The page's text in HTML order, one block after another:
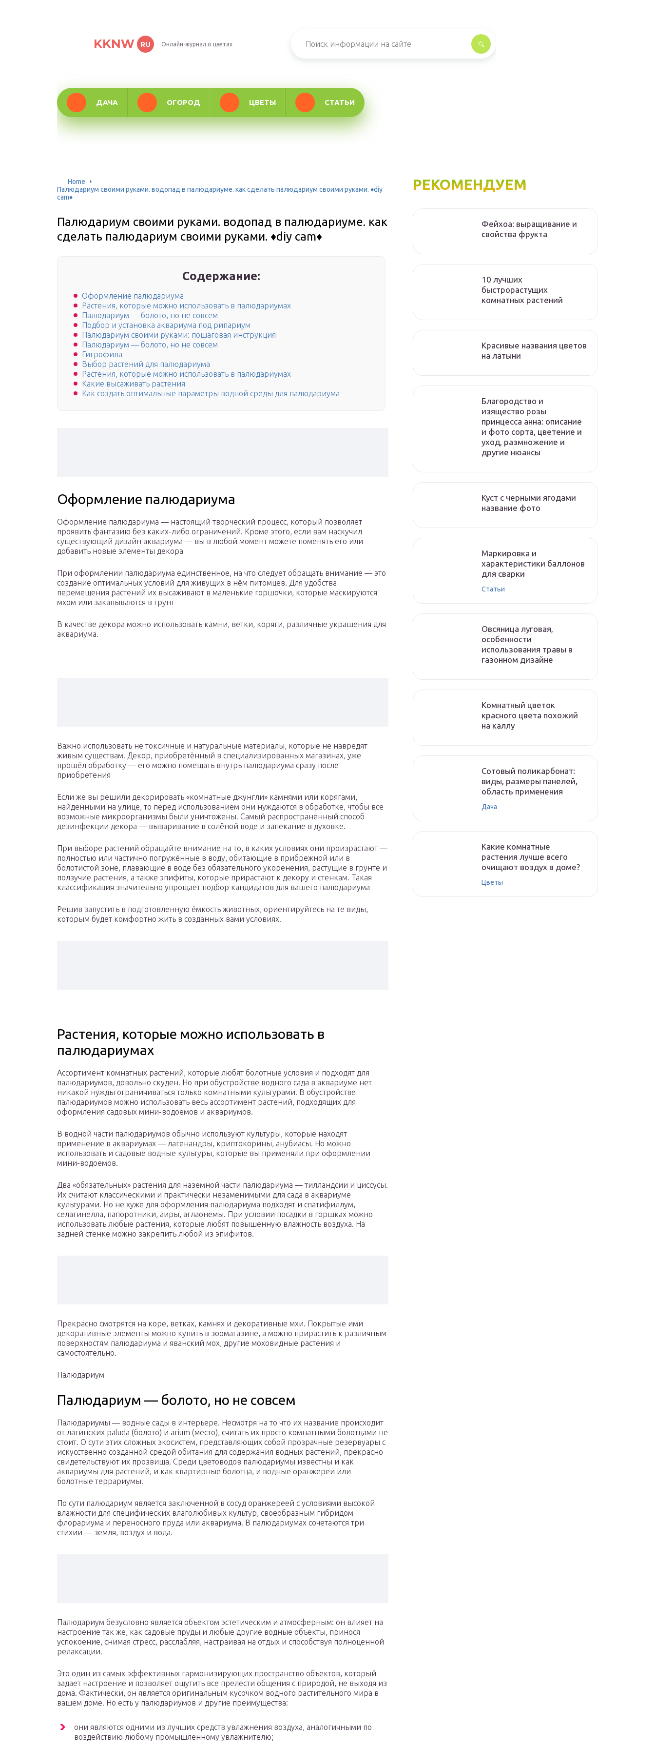
KKNW RU Онлайн-журнал о цветах
ДАЧА ОГОРОД ЦВЕТЫ СТАТЬИ
Home
Палюдариум своими руками. водопад в палюдариуме. как сделать палюдариум своими руками. ♦diy
cam♦
Палюдариум своими руками. водопад в палюдариуме. как
сделать палюдариум своими руками. ♦diy cam♦
Содержание:
Оформление палюдариума
Растения, которые можно использовать в палюдариумах
Палюдариум — болото, но не совсем
Подбор и установка аквариума под рипариум
Палюдариум своими руками: пошаговая инструкция
Палюдариум — болото, но не совсем
Гигрофила
Выбор растений для палюдариума
Растения, которые можно использовать в палюдариумах
Какие высаживать растения
Как создать оптимальные параметры водной среды для палюдариума
Оформление палюдариума
Оформление палюдариума — настоящий творческий процесс, который позволяет
проявить фантазию без каких-либо ограничений. Кроме этого, если вам наскучил
существующий дизайн аквариума — вы в любой момент можете поменять его или
добавить новые элементы декора
При оформлении палюдариума единственное, на что следует обращать внимание — это
создание оптимальных условий для живущих в нём питомцев. Для удобства
перемещения растений их высаживают в маленькие горшочки, которые маскируются
мхом или закапываются в грунт
В качестве декора можно использовать камни, ветки, коряги, различные украшения для
аквариума.
Важно использовать не токсичные и натуральные материалы, которые не навредят
живым существам. Декор, приобретённый в специализированных магазинах, уже
прошёл обработку — его можно помещать внутрь палюдариума сразу после
приобретения
Если же вы решили декорировать «комнатные джунгли» камнями или корягами,
найденными на улице, то перед использованием они нуждаются в обработке, чтобы все
возможные микроорганизмы были уничтожены. Самый распространённый способ
дезинфекции декора — вываривание в солёной воде и запекание в духовке.
При выборе растений обращайте внимание на то, в каких условиях они произрастают —
полностью или частично погружённые в воду, обитающие в прибрежной или в
болотистой зоне, плавающие в воде без обязательного укоренения, растущие в грунте и
ползучие растения, а также эпифиты, которые прирастают к декору и стенкам. Такая
классификация значительно упрощает подбор кандидатов для вашего палюдариума
Решив запустить в подготовленную ёмкость животных, ориентируйтесь на те виды,
которым будет комфортно жить в созданных вами условиях.
Растения, которые можно использовать в
палюдариумах
Ассортимент комнатных растений, которые любят болотные условия и подходят для
палюдариумов, довольно скуден. Но при обустройстве водного сада в аквариуме нет
никакой нужды ограничиваться только комнатными культурами. В обустройстве
палюдариумов можно использовать весь ассортимент растений, подходящих для
оформления садовых мини-водоемов и аквариумов.
В водной части палюдариумов обычно используют культуры, которые находят
применение в аквариумах — лагенандры, криптокорины, анубиасы. Но можно
использовать и садовые водные культуры, которые вы применяли при оформлении
мини-водоемов.
Два «обязательных» растения для наземной части палюдариума — тилландсии и циссусы.
Их считают классическими и практически незаменимыми для сада в аквариуме
культурами. Но не хуже для оформления палюдариума подходят и спатифиллум,
селагинелла, папоротники, аиры, аглаонемы. При условии посадки в горшках можно
использовать любые растения, которые любят повышенную влажность воздуха. На
задней стенке можно закрепить любой из эпифитов.
Прекрасно смотрятся на коре, ветках, камнях и декоративные мхи. Покрытые ими
декоративные элементы можно купить в зоомагазине, а можно прирастить к различным
поверхностям палюдариума и яванский мох, другие моховидные растения и
самостоятельно.
Палюдариум
Палюдариум — болото, но не совсем
Палюдариумы — водные сады в интерьере. Несмотря на то что их название происходит
от латинских paluda (болото) и arium (место), считать их просто комнатными болотцами не
стоит. О сути этих сложных экосистем, представляющих собой прозрачные резервуары с
искусственно созданной средой обитания для содержания водных растений, прекрасно
свидетельствуют их прозвища. Среди цветоводов палюдариумы известны и как
аквариумы для растений, и как квартирные болотца, и водные оранжереи или
болотные террариумы.
По сути палюдариум является заключенной в сосуд оранжереей с условиями высокой
влажности для специфических влаголюбивых культур, своеобразным гибридом
флорариума и переносного пруда или аквариума. В палюдариумах сочетаются три
стихии — земля, воздух и вода.
Палюдариум безусловно является объектом эстетическим и атмосферным: он влияет на
настроение так же, как садовые пруды и любые другие водные объекты, принося
успокоение, снимая стресс, расслабляя, настраивая на отдых и способствуя полноценной
релаксации.
Это один из самых эффективных гармонизирующих пространство объектов, который
задает настроение и позволяет ощутить все прелести общения с природой, не выходя из
дома. Фактически, он является оригинальным кусочком водного растительного мира в
вашем доме. Но есть у палюдариумов и другие преимущества:
они являются одними из лучших средств увлажнения воздуха, аналогичными по
воздействию любому промышленному увлажнителю;
РЕКОМЕНДУЕМ
Фейхоа: выращивание и
свойства фрукта
10 лучших
быстрорастущих
комнатных растений
Красивые названия цветов
на латыни
Благородство и
изящество розы
принцесса анна: описание
и фото сорта, цветение и
уход, размножение и
другие нюансы
Куст с черными ягодами
название фото
Маркировка и
характеристики баллонов
для сварки
Статьи
Овсяница луговая,
особенности
использования травы в
газонном дизайне
Комнатный цветок
красного цвета похожий
на каллу
Сотовый поликарбонат:
виды, размеры панелей,
область применения
Дача
Какие комнатные
растения лучше всего
очищают воздух в доме?
Цветы